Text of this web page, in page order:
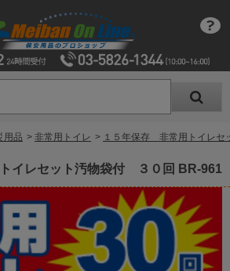
用品 > 非常用トイレ > １５年保存 非常用トイレ
イレセット汚物袋付 ３０回 BR-961